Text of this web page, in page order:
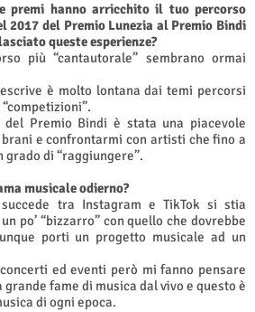
premi hanno arricchito il tuo percorso
del Premio Lunezia al Premio Bindi
queste esperienze?
più “cantautorale” sembrano ormai
è molto lontana dai temi percorsi
Premio Bindi è stata una piacevole
e confrontarmi con artisti che fino a
grado di “raggiungere”.
musicale odierno?
tra Instagram e TikTok si stia
po’ “bizzarro” con quello che dovrebbe
porti un progetto musicale ad un
ed eventi però mi fanno pensare
fame di musica dal vivo e questo è
di ogni epoca.